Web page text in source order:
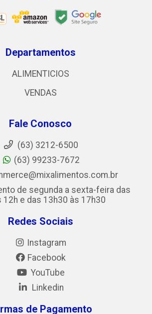
Departamentos
ALIMENTICIOS
VENDAS
Fale Conosco
(63) 3212-6500
(63) 99233-7672
de segunda a sexta-feira das
12h e das 13h30 às 17h30
Redes Sociais
Instagram
Facebook
YouTube
Linkedin
de Pagamento